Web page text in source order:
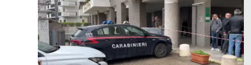
Vibo Valentia